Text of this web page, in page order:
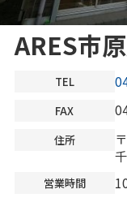
ARES市
TEL
FAX
住所
営業時間